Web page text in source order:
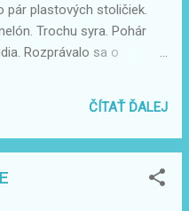
pár plastových stoličiek.
Trochu syra. Pohár
Rozprávalo sa o
sa komu oženil. A niekedy
Len sa sedelo.
A počúvalo ticho. To
bolo úplne zadarmo.
ČÍTAŤ ĎALEJ